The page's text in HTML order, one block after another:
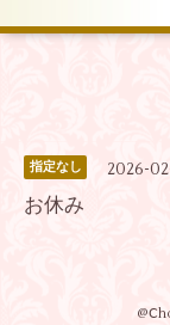
指定なし 2026-
お休み